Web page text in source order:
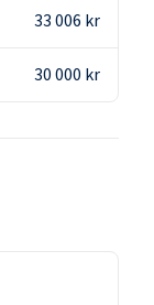
33 006 kr
30 000 kr